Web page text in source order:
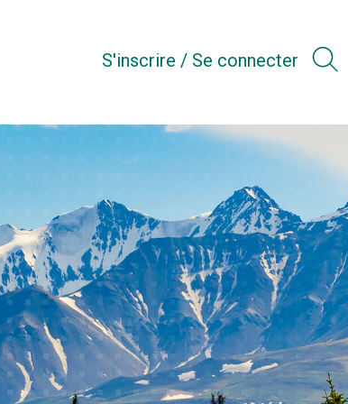
S'inscrire / Se connecter